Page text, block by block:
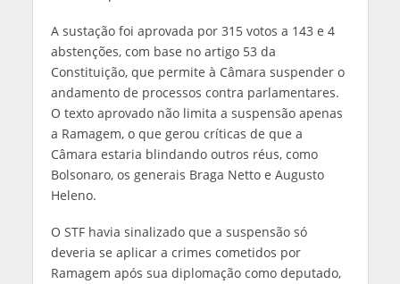
A sustação foi aprovada por 315 votos a 143 e 4
abstenções, com base no artigo 53 da
Constituição, que permite à Câmara suspender o
andamento de processos contra parlamentares.
O texto aprovado não limita a suspensão apenas
a Ramagem, o que gerou críticas de que a
Câmara estaria blindando outros réus, como
Bolsonaro, os generais Braga Netto e Augusto
Heleno.
O STF havia sinalizado que a suspensão só
deveria se aplicar a crimes cometidos por
Ramagem após sua diplomação como deputado,